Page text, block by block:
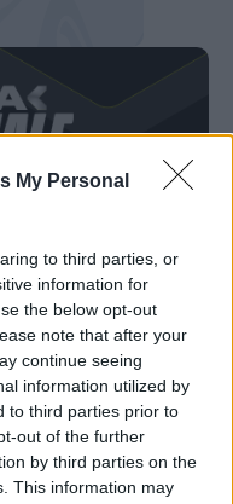
My Personal
to third parties, or
information for
the below opt-out
note that after your
continue seeing
information utilized by
to third parties prior to
out of the further
by third parties on the
This information may
IOS
i consigli per